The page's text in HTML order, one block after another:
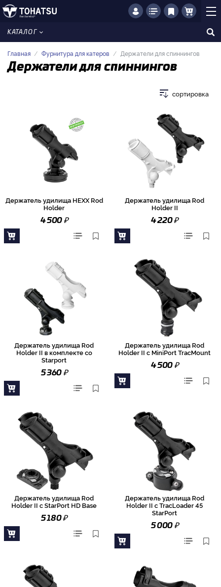
КАТАЛОГ
Главная Фурнитура для катеров Держатели для спиннингов
Держатели для спиннингов
сортировка
Держатель удилища HEXX Rod
Holder
4 500₽
Держатель удилища Rod
Holder II
4 220₽
Держатель удилища Rod
Holder II в комплекте со
Starport
5 360₽
Держатель удилища Rod
Holder II с MiniPort TracMount
4 500₽
Держатель удилища Rod
Holder II с StarPort HD Base
5 180₽
Держатель удилища Rod
Holder II с TracLoader 45
StarPort
5 000₽